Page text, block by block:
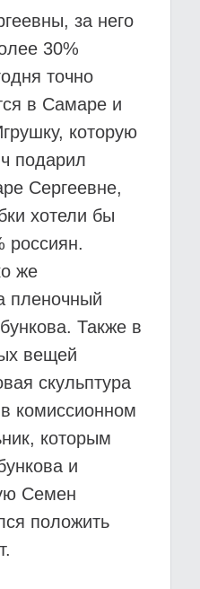
за него
30%
точно
в Самаре и
которую
подарил
Сергеевне,
хотели бы
россиян.
же
пленочный
Также в
вещей
скульптура
комиссионном
которым
и
Семен
положить